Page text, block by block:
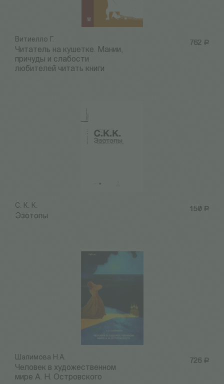
762 Р
Витиелло Г.
Читатель на кушетке. Мании,
причуды и слабости
любителей читать книги
150 Р
С. К. К.
Эзотопы
726 Р
Шалимова Н.А.
Человек в художественном
мире А. Н. Островского